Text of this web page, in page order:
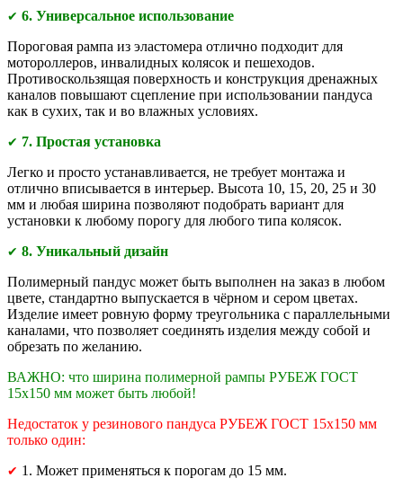
✔ 6. Универсальное использование
Пороговая рампа из эластомера отлично подходит для
мотороллеров, инвалидных колясок и пешеходов.
Противоскользящая поверхность и конструкция дренажных
каналов повышают сцепление при использовании пандуса
как в сухих, так и во влажных условиях.
✔ 7. Простая установка
Легко и просто устанавливается, не требует монтажа и
отлично вписывается в интерьер. Высота 10, 15, 20, 25 и 30
мм и любая ширина позволяют подобрать вариант для
установки к любому порогу для любого типа колясок.
✔ 8. Уникальный дизайн
Полимерный пандус может быть выполнен на заказ в любом
цвете, стандартно выпускается в чёрном и сером цветах.
Изделие имеет ровную форму треугольника с параллельными
каналами, что позволяет соединять изделия между собой и
обрезать по желанию.
ВАЖНО: что ширина полимерной рампы РУБЕЖ ГОСТ
15х150 мм может быть любой!
Недостаток у резинового пандуса РУБЕЖ ГОСТ 15х150 мм
только один:
✔ 1. Может применяться к порогам до 15 мм.